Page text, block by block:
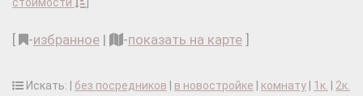
стоимости
-избранное | -показать на карте
Искать: | без посредников в новостройке комнату 1к.
2к.